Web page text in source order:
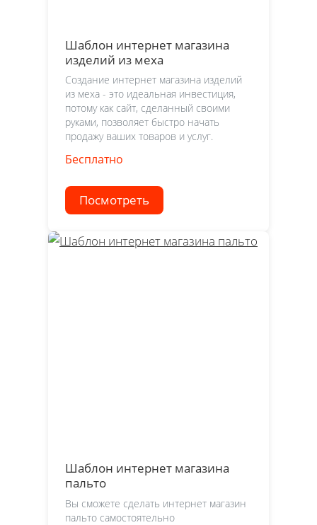
Шаблон интернет магазина
изделий из меха
Создание интернет магазина изделий
из меха - это идеальная инвестиция,
потому как сайт, сделанный своими
руками, позволяет быстро начать
продажу ваших товаров и услуг.
Бесплатно
Посмотреть
Шаблон интернет магазина
пальто
Вы сможете сделать интернет магазин
пальто самостоятельно